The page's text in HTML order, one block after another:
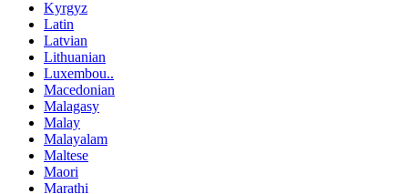
Kyrgyz
Latin
Latvian
Lithuanian
Luxembou..
Macedonian
Malagasy
Malay
Malayalam
Maltese
Maori
Marathi